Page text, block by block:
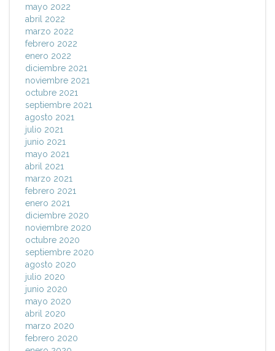
mayo 2022
abril 2022
marzo 2022
febrero 2022
enero 2022
diciembre 2021
noviembre 2021
octubre 2021
septiembre 2021
agosto 2021
julio 2021
junio 2021
mayo 2021
abril 2021
marzo 2021
febrero 2021
enero 2021
diciembre 2020
noviembre 2020
octubre 2020
septiembre 2020
agosto 2020
julio 2020
junio 2020
mayo 2020
abril 2020
marzo 2020
febrero 2020